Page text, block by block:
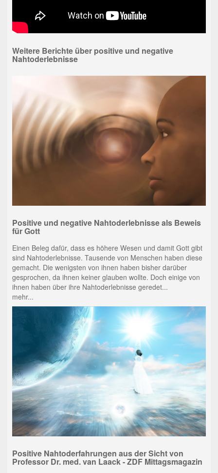
Weitere Berichte über positive und negative
Nahtoderlebnisse
Positive und negative Nahtoderlebnisse als Beweis
für Gott
Einen Beleg dafür, dass es höhere Wesen und damit Gott gibt
sind Nahtoderlebnisse. Tausende von Menschen haben diese
gemacht. Die wenigsten von ihnen haben bisher darüber
gesprochen, da ihnen keiner glauben wollte. Doch einige von
ihnen haben über ihre Nahtoderlebnisse geredet...
mehr...
Positive Nahtoderfahrungen aus der Sicht von
Professor Dr. med. van Laack - ZDF Mittagsmagazin